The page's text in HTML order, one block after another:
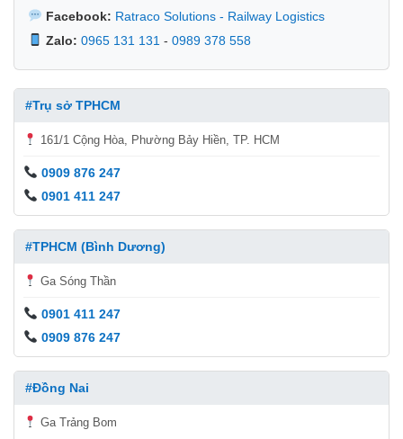
Facebook: Ratraco Solutions - Railway Logistics
Zalo: 0965 131 131 - 0989 378 558
#Trụ sở TPHCM
161/1 Cộng Hòa, Phường Bảy Hiền, TP. HCM
0909 876 247
0901 411 247
#TPHCM (Bình Dương)
Ga Sóng Thần
0901 411 247
0909 876 247
#Đồng Nai
Ga Trảng Bom